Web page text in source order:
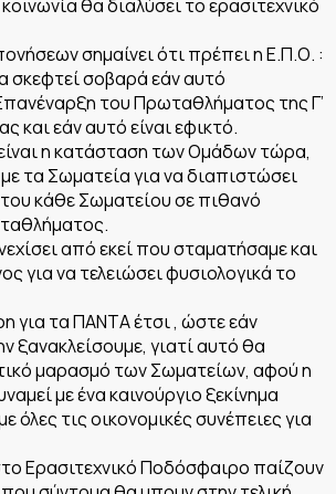
θα διαλύσει το ερασιτεχνικό
σημαίνει ότι πρέπει η Ε.Π.Ο. :
σκεφτεί σοβαρά εάν αυτό
του Πρωταθλήματος της Γ’
και εάν αυτό είναι εφικτό.
είναι η κατάσταση των Ομάδων τώρα,
τα Σωματεία για να διαπιστώσει
του κάθε Σωματείου σε πιθανό
από εκεί που σταματήσαμε και
για να τελειώσει φυσιολογικά το
για τα ΠΑΝΤΑ έτσι , ώστε εάν
ξανακλείσουμε, γιατί αυτό θα
μαρασμό των Σωματείων, αφού η
με ένα καινούργιο ξεκίνημα
τις οικονομικές συνέπειες για
Ερασιτεχνικό Ποδόσφαιρο παίζουν